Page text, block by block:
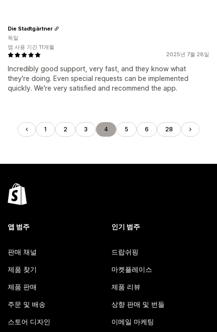
2025년 7월 28일
Incredibly good support, very fast, and they know what
they're doing. Even special requests can be implemented
quickly. We're very satisfied and recommend the app.
Die Stadtgärtner
독일
앱 사용 기간 11개월
1 2 3 4 5 6 28
앱 범주
판매 채널
제품 찾기
제품 판매
주문 및 배송
스토어 디자인
인기 범주
드랍쉬핑
마켓플레이스
제품 리뷰
상향 판매 및 번들
이메일 마케팅